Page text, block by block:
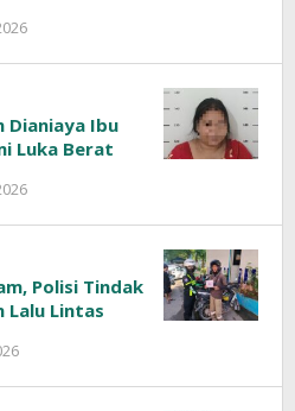
Dianiaya Ibu
Luka Berat
Polisi Tindak
Lalu Lintas